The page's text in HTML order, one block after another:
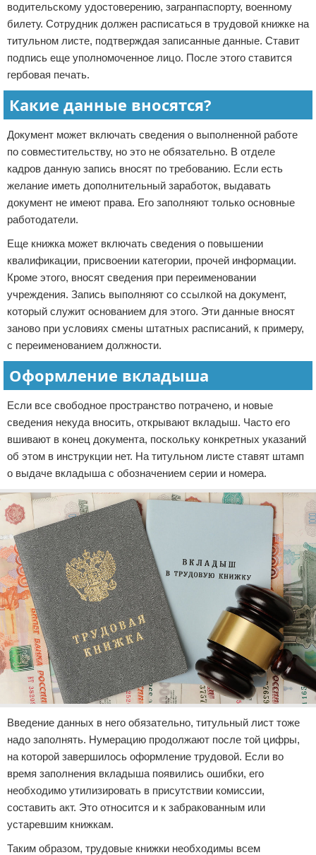
водительскому удостоверению, загранпаспорту, военному
билету. Сотрудник должен расписаться в трудовой книжке на
титульном листе, подтверждая записанные данные. Ставит
подпись еще уполномоченное лицо. После этого ставится
гербовая печать.
Какие данные вносятся?
Документ может включать сведения о выполненной работе
по совместительству, но это не обязательно. В отделе
кадров данную запись вносят по требованию. Если есть
желание иметь дополнительный заработок, выдавать
документ не имеют права. Его заполняют только основные
работодатели.
Еще книжка может включать сведения о повышении
квалификации, присвоении категории, прочей информации.
Кроме этого, вносят сведения при переименовании
учреждения. Запись выполняют со ссылкой на документ,
который служит основанием для этого. Эти данные вносят
заново при условиях смены штатных расписаний, к примеру,
с переименованием должности.
Оформление вкладыша
Если все свободное пространство потрачено, и новые
сведения некуда вносить, открывают вкладыш. Часто его
вшивают в конец документа, поскольку конкретных указаний
об этом в инструкции нет. На титульном листе ставят штамп
о выдаче вкладыша с обозначением серии и номера.
Введение данных в него обязательно, титульный лист тоже
надо заполнять. Нумерацию продолжают после той цифры,
на которой завершилось оформление трудовой. Если во
время заполнения вкладыша появились ошибки, его
необходимо утилизировать в присутствии комиссии,
составить акт. Это относится и к забракованным или
устаревшим книжкам.
Таким образом, трудовые книжки необходимы всем